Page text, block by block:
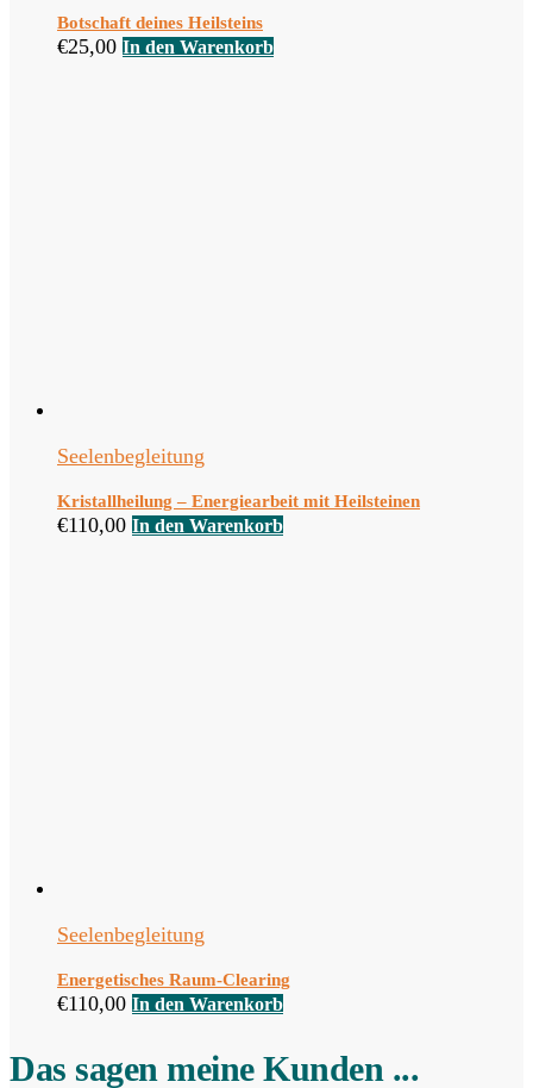
Botschaft deines Heilsteins
€25,00 In den Warenkorb
Seelenbegleitung
Kristallheilung – Energiearbeit mit Heilsteinen
€110,00 In den Warenkorb
Seelenbegleitung
Energetisches Raum-Clearing
€110,00 In den Warenkorb
Das sagen meine Kunden ...